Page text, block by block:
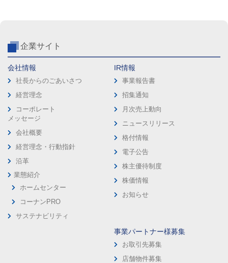
企業サイト
会社情報
社長からのごあいさつ
経営理念
コーポレート
メッセージ
会社概要
経営理念・行動指針
沿革
業態紹介
ホームセンター
コーナンPRO
サステナビリティ
IR情報
事業報告書
招集通知
月次売上動向
ニュースリリース
格付情報
電子公告
株主優待制度
株価情報
お知らせ
事業パートナー様募集
お取引先募集
店舗物件募集